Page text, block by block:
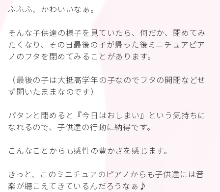
ふふふ、かわいいなぁ。
そんな子供達の様子を見ていたら、何だか、閉めてみ
たくなり、その日最後の子が帰った後ミニチュアピア
ノのフタを閉めてみることがあります。
（最後の子は大抵高学年の子なのでフタの開閉などせ
ず開いたままなのです）
パタンと閉めると『今日はおしまい』という気持ちに
なれるので、子供達の行動に納得です。
こんなことからも感性の豊かさを感じます。
きっと、このミニチュアのピアノからも子供達には音
楽が聴こえてきているんだろうなぁ♪